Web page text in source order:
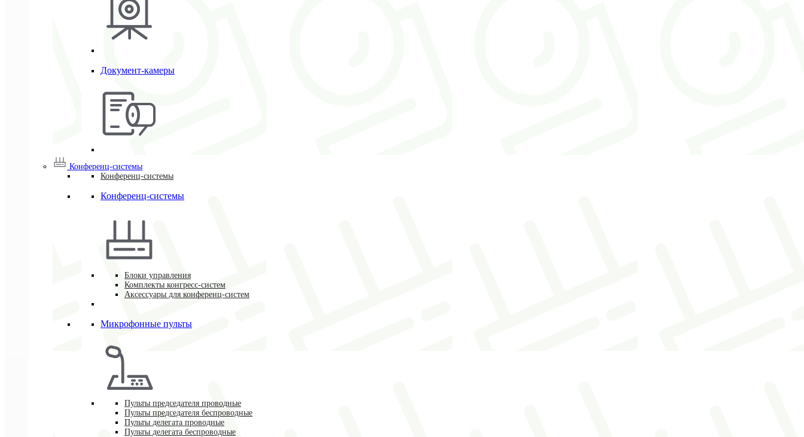
Документ-камеры
Конференц-системы
Конференц-системы
Конференц-системы
Блоки управления
Комплекты конгресс-систем
Аксессуары для конференц-систем
Микрофонные пульты
Пульты председателя проводные
Пульты председателя беспроводные
Пульты делегата проводные
Пульты делегата беспроводные